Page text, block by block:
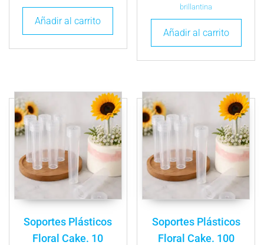
Añadir al carrito
brillantina
Añadir al carrito
Soportes Plásticos
Floral Cake. 10
Soportes Plásticos
Floral Cake. 100